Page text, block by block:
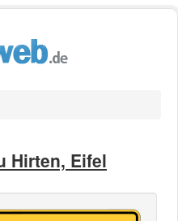
Hirten, Eifel